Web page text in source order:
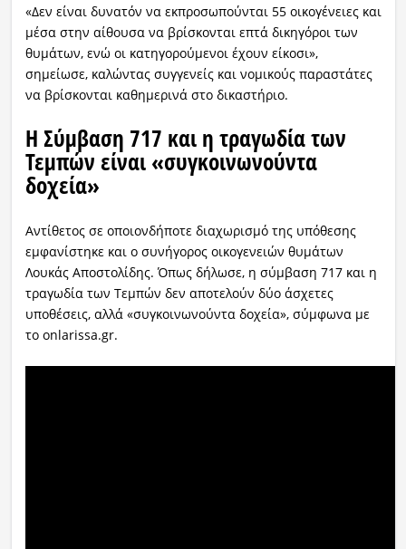
«Δεν είναι δυνατόν να εκπροσωπούνται 55 οικογένειες και
μέσα στην αίθουσα να βρίσκονται επτά δικηγόροι των
θυμάτων, ενώ οι κατηγορούμενοι έχουν είκοσι»,
σημείωσε, καλώντας συγγενείς και νομικούς παραστάτες
να βρίσκονται καθημερινά στο δικαστήριο.
Η Σύμβαση 717 και η τραγωδία των
Τεμπών είναι «συγκοινωνούντα
δοχεία»
Αντίθετος σε οποιονδήποτε διαχωρισμό της υπόθεσης
εμφανίστηκε και ο συνήγορος οικογενειών θυμάτων
Λουκάς Αποστολίδης. Όπως δήλωσε, η σύμβαση 717 και η
τραγωδία των Τεμπών δεν αποτελούν δύο άσχετες
υποθέσεις, αλλά «συγκοινωνούντα δοχεία», σύμφωνα με
το onlarissa.gr.